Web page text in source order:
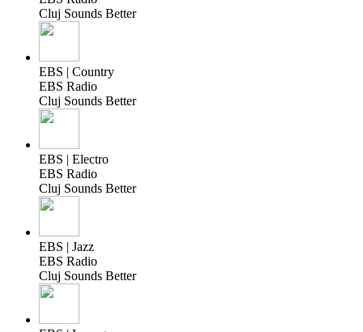
Cluj Sounds Better
EBS | Country
EBS Radio
Cluj Sounds Better
EBS | Electro
EBS Radio
Cluj Sounds Better
EBS | Jazz
EBS Radio
Cluj Sounds Better